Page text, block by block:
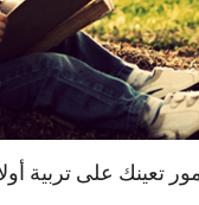
تعينك على تربية
143-مكارم الأخلاق